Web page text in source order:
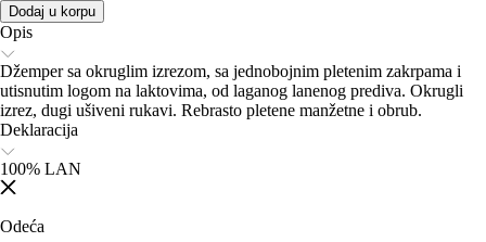
Dodaj u korpu
Opis
Džemper sa okruglim izrezom, sa jednobojnim pletenim zakrpama i
utisnutim logom na laktovima, od laganog lanenog prediva. Okrugli
izrez, dugi ušiveni rukavi. Rebrasto pletene manžetne i obrub.
Deklaracija
100% LAN
Odeća